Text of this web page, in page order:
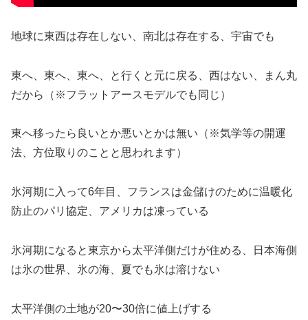
地球に東西は存在しない、南北は存在する、宇宙でも
東へ、東へ、東へ、と行くと元に戻る、西はない、まん丸
だから（※フラットアースモデルでも同じ）
東へ移ったら良いとか悪いとかは無い（※気学等の開運
法、方位取りのことと思われます）
氷河期に入って6年目、フランスは金儲けのために温暖化
防止のパリ協定、アメリカは凍っている
氷河期になると東京から太平洋側だけが住める、日本海側
は氷の世界、氷の海、夏でも氷は溶けない
太平洋側の土地が20〜30倍に値上げする